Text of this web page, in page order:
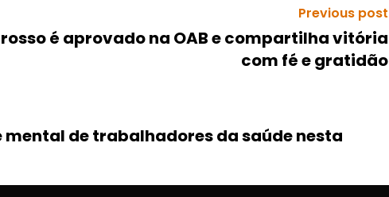
Previous post
é aprovado na OAB e compartilha vitória
com fé e gratidão
de trabalhadores da saúde nesta